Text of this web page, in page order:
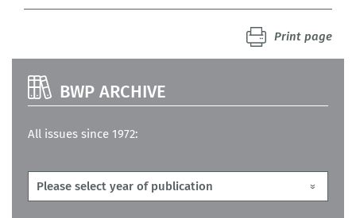
Print page
BWP ARCHIVE
All issues since 1972: